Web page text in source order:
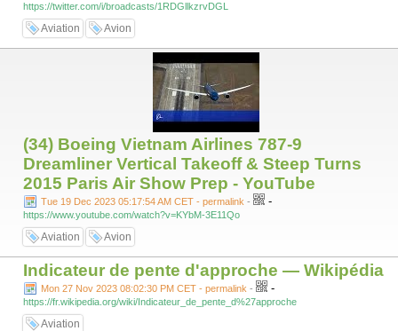
https://twitter.com/i/broadcasts/1RDGllkzrvDGL
Aviation Avion
(34) Boeing Vietnam Airlines 787-9
Dreamliner Vertical Takeoff & Steep Turns
2015 Paris Air Show Prep - YouTube
Tue 19 Dec 2023 05:17:54 AM CET - permalink - -
https://www.youtube.com/watch?v=KYbM-3E11Qo
Aviation Avion
Indicateur de pente d'approche — Wikipédia
Mon 27 Nov 2023 08:02:30 PM CET - permalink - -
https://fr.wikipedia.org/wiki/Indicateur_de_pente_d%27approche
Aviation